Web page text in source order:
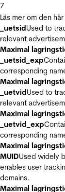
7
Läs mer om den
_uetsidUsed to
relevant
Maximal
_uetsid_exp
corresponding
Maximal
_uetvidUsed to
relevant
Maximal
_uetvid_exp
corresponding
Maximal
MUIDUsed widely
enables user
domains.
Maximal